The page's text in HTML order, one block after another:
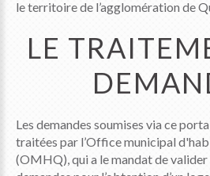
le territoire de l’agglomération de
LE
Les demandes soumises via ce
traitées par l’Office municipal
(OMHQ), qui a le mandat de valider